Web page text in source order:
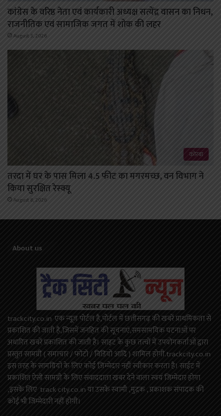
कांग्रेस के वरिष्ठ नेता एवं कार्यकारी अध्यक्ष सत्येंद्र वासन का निधन,
राजनीतिक एवं सामाजिक जगत में शोक की लहर
August 3, 2026
कोरबा
तरदा में घर के पास मिला 4.5 फीट का मगरमच्छ, वन विभाग ने
किया सुरक्षित रेस्क्यू
August 8, 2026
About us
trackcity.co.in एक न्यूज़ पोर्टल है,पोर्टल में छत्तीसगढ़ की खबरें प्राथमिकता से
प्रकाशित की जाती है,जिसमें जनहित की सूचनाएं,समसामयिक घटनाओं पर
अधारित खबरें प्रकाशित की जाती है। साइट के कुछ तत्वों में उपयोगकर्ताओं द्वारा
प्रस्तुत सामग्री ( समाचार / फोटो / विडियो आदि ) शामिल होगी.trackcity.co.in
इस तरह के सामग्रियों के लिए कोई ज़िम्मेदार नहीं स्वीकार करता है। साईट में
प्रकाशित ऐसी सामग्री के लिए संवाददाता खबर देने वाला स्वयं जिम्मेदार होगा
,इसके लिए track city.co.in या उसके स्वामी ,मुद्रक , प्रकाशक संपादक की
कोई भी जिम्मेदारी नहीं होगी।